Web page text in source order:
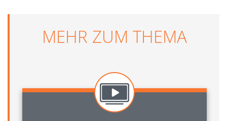
MEHR ZUM THEMA